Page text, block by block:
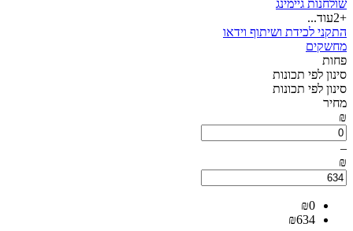
שולחנות גיימינג
+2 עוד...
התקני לכידת ושיתוף וידאו
מחשקים
פחות
סינון לפי תכונות
סינון לפי תכונות
מחיר
₪
–
₪
₪0
₪634